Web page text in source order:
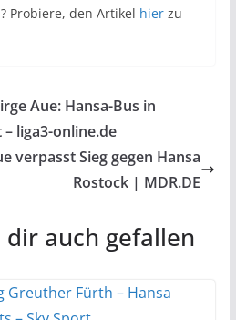
Probiere, den Artikel hierzu
Aue: Hansa-Bus in
liga3-online.de
verpasst Sieg gegen Hansa
Rostock | MDR.DE
auch gefallen